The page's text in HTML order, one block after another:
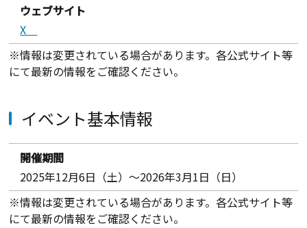
ウェブサイト
X
※情報は変更されている場合があります。各公式サイト等
にて最新の情報をご確認ください。
イベント基本情報
開催期間
2025年12月6日（土）～2026年3月1日（日）
※情報は変更されている場合があります。各公式サイト等
にて最新の情報をご確認ください。